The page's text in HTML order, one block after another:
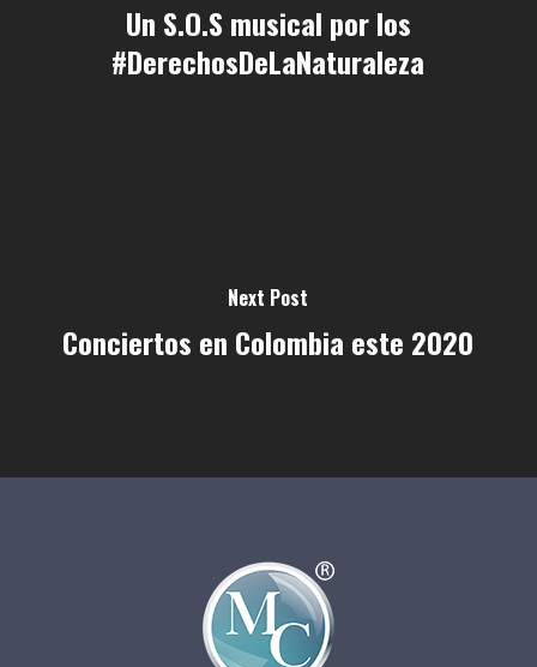
Un S.O.S musical por los
#DerechosDeLaNaturaleza
Next Post
Conciertos en Colombia este 2020